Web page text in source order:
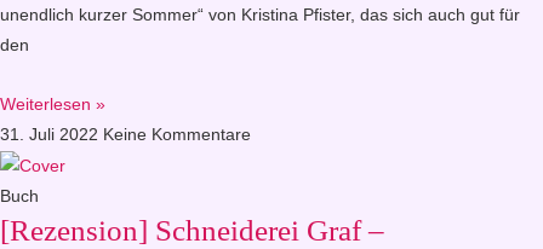
unendlich kurzer Sommer“ von Kristina Pfister, das sich auch gut für
den
Weiterlesen »
31. Juli 2022 Keine Kommentare
Buch
[Rezension] Schneiderei Graf –